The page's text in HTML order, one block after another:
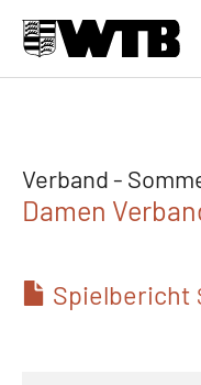
Verband -
Damen
Spielbericht